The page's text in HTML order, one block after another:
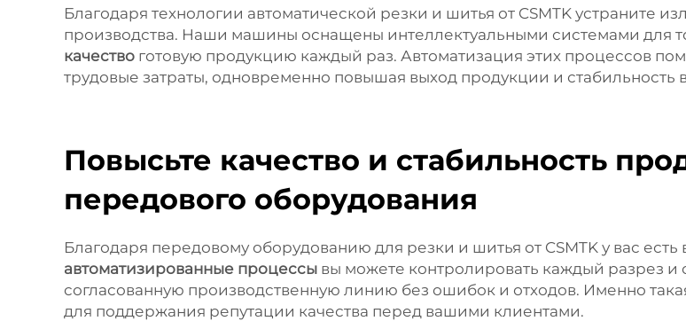
Благодаря технологии автоматической резки и шитья от CSMTK устраните
производства. Наши машины оснащены интеллектуальными системами для
качество готовую продукцию каждый раз. Автоматизация этих процессов
трудовые затраты, одновременно повышая выход продукции и стабильность
Повысьте качество и стабильность
передового оборудования
Благодаря передовому оборудованию для резки и шитья от CSMTK у вас
автоматизированные процессы вы можете контролировать каждый разрез и
согласованную производственную линию без ошибок и отходов. Именно
для поддержания репутации качества перед вашими клиентами.